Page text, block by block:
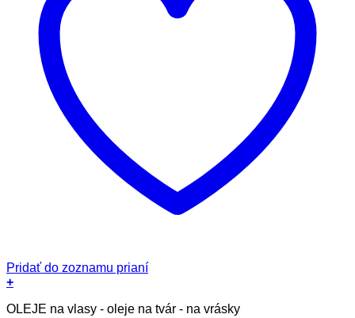
Pridať do zoznamu prianí
+
produkt
OLEJE na vlasy - oleje na tvár - na vrásky